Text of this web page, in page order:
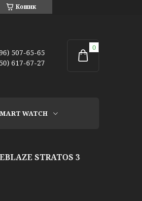
Кошик
507-65-65
617-67-27
WATCH
STRATOS 3